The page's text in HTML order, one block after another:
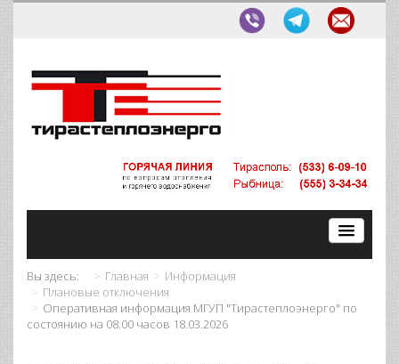
Вы здесь: Главная
Информация
Плановые отключения
Оперативная информация МГУП "Тирастеплоэнерго" по
состоянию на 08.00 часов 18.03.2026